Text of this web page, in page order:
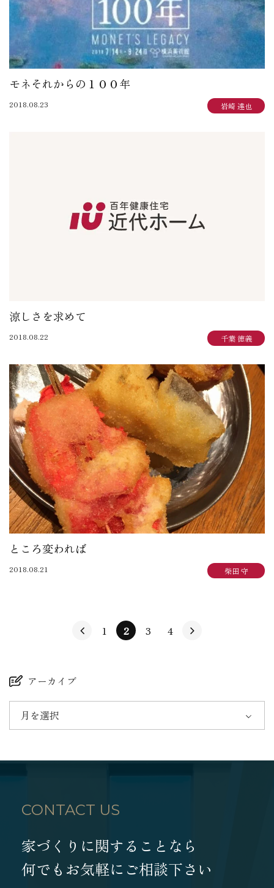
モネそれからの１００年
2018.08.23 岩崎 達也
涼しさを求めて
2018.08.22 千葉 徳義
ところ変われば
2018.08.21 柴田 守
1 2 3 4
アーカイブ
月を選択
CONTACT US
家づくりに関することなら
何でもお気軽にご相談下さい